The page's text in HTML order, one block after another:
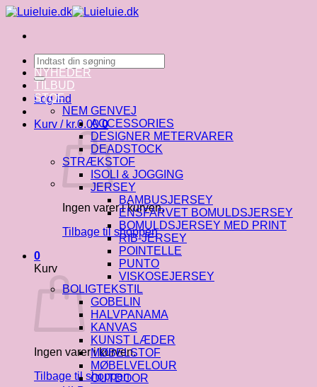
Fortsæt
indhold
Søg
efter:
Log ind
Kurv / kr.0.00 0
Ingen varer i kurven.
Tilbage til shoppen
0
Kurv
Ingen varer i kurven.
Tilbage til shoppen
NYHEDER
TILBUD
STOF
NEM GENVEJ
ACCESSORIES
DESIGNER METERVARER
DEADSTOCK
STRÆKSTOF
ISOLI & JOGGING
JERSEY
BAMBUSJERSEY
ENSFARVET BOMULDSJERSEY
BOMULDSJERSEY MED PRINT
RIB-JERSEY
POINTELLE
PUNTO
VISKOSEJERSEY
BOLIGTEKSTIL
GOBELIN
HALVPANAMA
KANVAS
KUNST LÆDER
MØBELSTOF
MØBELVELOUR
OUTDOOR